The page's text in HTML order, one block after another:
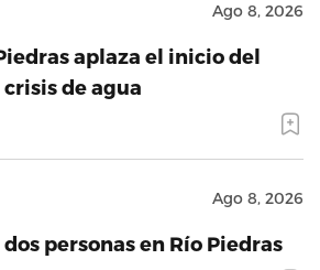
Ago 8, 2026
aplaza el inicio del
de agua
Ago 8, 2026
personas en Río Piedras